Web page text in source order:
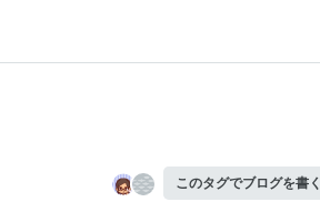
このタグでブログを書く